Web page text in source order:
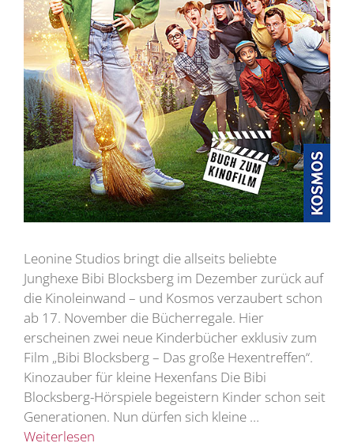
Leonine Studios bringt die allseits beliebte
Junghexe Bibi Blocksberg im Dezember zurück auf
die Kinoleinwand – und Kosmos verzaubert schon
ab 17. November die Bücherregale. Hier
erscheinen zwei neue Kinderbücher exklusiv zum
Film „Bibi Blocksberg – Das große Hexentreffen“.
Kinozauber für kleine Hexenfans Die Bibi
Blocksberg-Hörspiele begeistern Kinder schon seit
Generationen. Nun dürfen sich kleine …
Weiterlesen